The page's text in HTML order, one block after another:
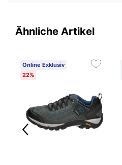
Ähnliche Artikel
Online Exklusiv
22%